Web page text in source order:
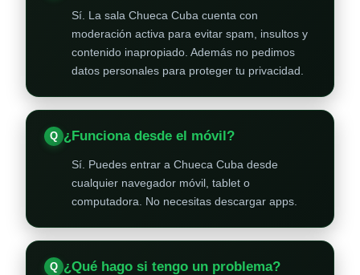
Sí. La sala Chueca Cuba cuenta con
moderación activa para evitar spam, insultos y
contenido inapropiado. Además no pedimos
datos personales para proteger tu privacidad.
¿Funciona desde el móvil?
Sí. Puedes entrar a Chueca Cuba desde
cualquier navegador móvil, tablet o
computadora. No necesitas descargar apps.
¿Qué hago si tengo un problema?